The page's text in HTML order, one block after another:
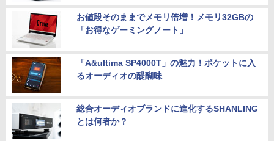
お値段そのままでメモリ倍増！メモリ32GBの
「お得なゲーミングノート」
「A&ultima SP4000T」の魅力！ポケットに入
るオーディオの醍醐味
総合オーディオブランドに進化するSHANLING
とは何者か？